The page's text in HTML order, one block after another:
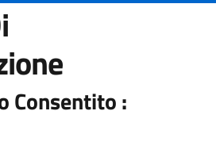
Consentito :